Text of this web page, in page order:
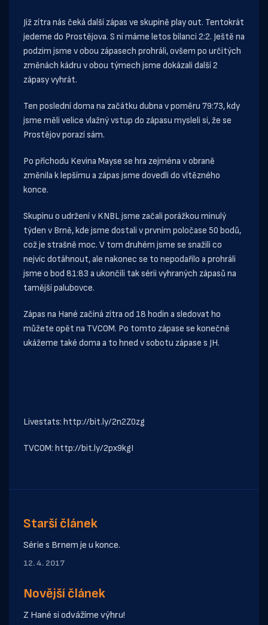
Již zítra nás čeká další zápas ve skupině play out. Tentokrát
jedeme do Prostějova. S ní máme letos bilanci 2:2. Ještě na
podzim jsme v obou zápasech prohráli, ovšem po určitých
změnách kádru v obou týmech jsme dokázali další 2
zápasy vyhrát.
Ten poslední doma na začátku dubna v poměru 79:73, kdy
jsme měli velice vlažný vstup do zápasu mysleli si, že se
Prostějov porazí sám.
Po příchodu Kevina Mayse se hra zejména v obraně
změnila k lepšímu a zápas jsme dovedli do vítězného
konce.
Skupinu o udržení v KNBL jsme začali porážkou minulý
týden v Brně, kde jsme dostali v prvním poločase 50 bodů,
což je strašně moc. V tom druhém jsme se snažili co
nejvíc dotáhnout, ale nakonec se to nepodařilo a prohráli
jsme o bod 81:83 a ukončili tak sérii vyhraných zápasů na
tamější palubovce.
Zápas na Hané začíná zítra od 18 hodin a sledovat ho
můžete opět na TVCOM. Po tomto zápase se konečně
ukážeme také doma a to hned v sobotu zápase s JH.
Livestats: http://bit.ly/2n2Z0zg
TVCOM: http://bit.ly/2px9kgI
Starší článek
Série s Brnem je u konce.
12. 4. 2017
Novější článek
Z Hané si odvážíme výhru!